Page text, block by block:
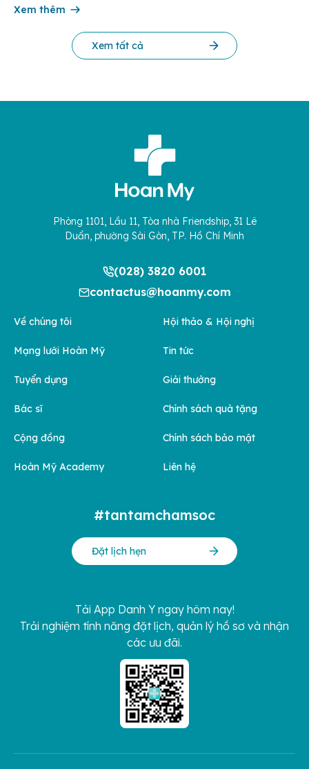
cứu Phát triển Doanh nghiệp Châu Á […]
Xem thêm
Xem tất cả
Phòng 1101, Lầu 11, Tòa nhà Friendship, 31 Lê
Duẩn, phường Sài Gòn, TP. Hồ Chí Minh
(028) 3820 6001
contactus@hoanmy.com
Về chúng tôi
Mạng lưới Hoàn Mỹ
Tuyển dụng
Bác sĩ
Cộng đồng
Hoàn Mỹ Academy
Hội thảo & Hội nghị
Tin tức
Giải thưởng
Chính sách quà tặng
Chính sách bảo mật
Liên hệ
#tantamchamsoc
Đặt lịch hẹn
Tải App Danh Y ngay hôm nay!
Trải nghiệm tính năng đặt lịch, quản lý hồ sơ và nhận
các ưu đãi.